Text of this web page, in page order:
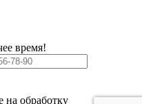
время!
на обработку